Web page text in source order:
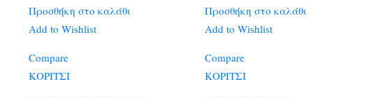
Προσθήκη στο καλάθι
Add to Wishlist
Compare
ΚΟΡΙΤΣΙ
Προσθήκη στο καλάθι
Add to Wishlist
Compare
ΚΟΡΙΤΣΙ